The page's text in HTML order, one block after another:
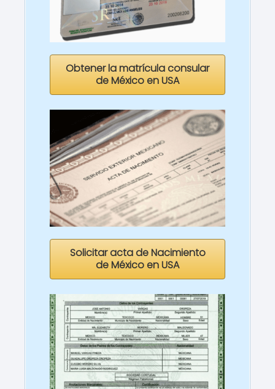
Obtener la matrícula consular
de México en USA
Solicitar acta de Nacimiento
de México en USA